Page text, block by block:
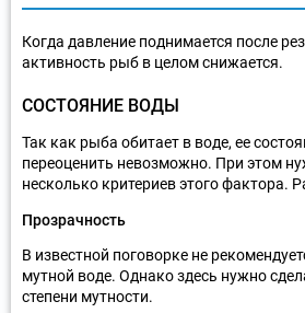
Когда давление поднимается после
активность рыб в целом снижается.
СОСТОЯНИЕ ВОДЫ
Так как рыба обитает в воде, ее
переоценить невозможно. При этом
несколько критериев этого фактора.
Прозрачность
В известной поговорке не
мутной воде. Однако здесь нужно
степени мутности.